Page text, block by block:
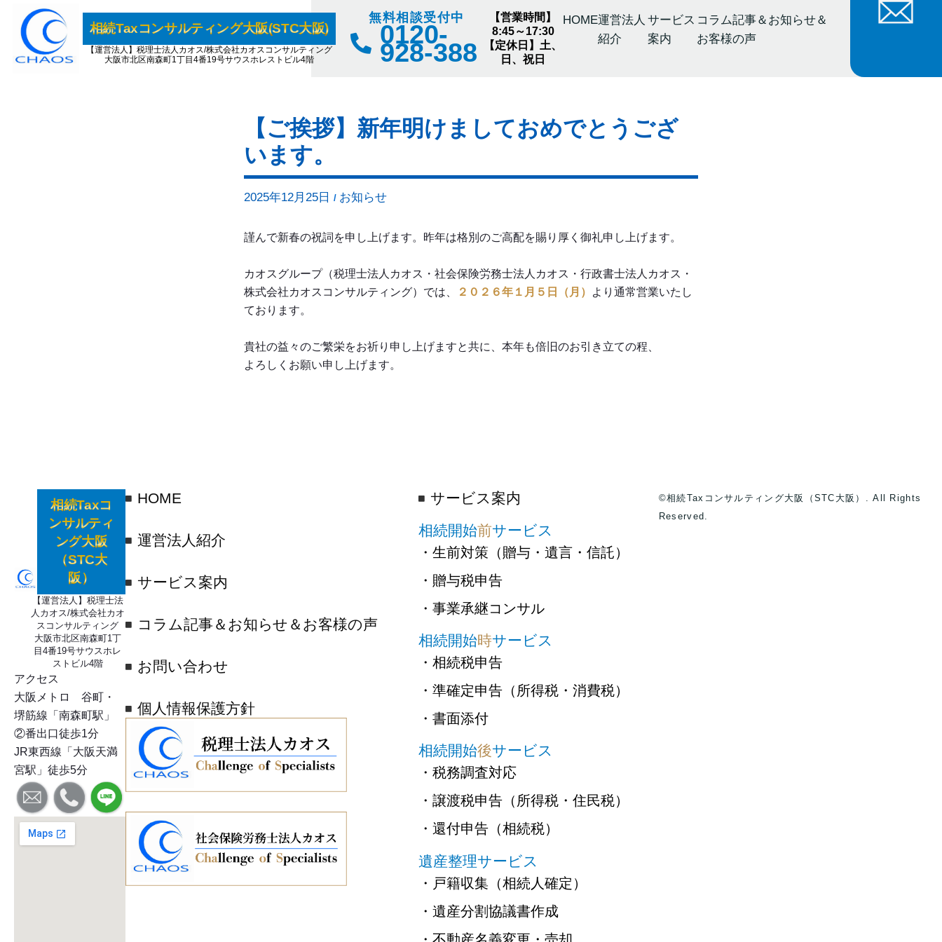
相続Taxコンサルティング大阪(STC大阪)
【運営法人】税理士法人カオス/株式会社カオスコンサルティング
大阪市北区南森町1丁目4番19号サウスホレストビル4階
無料相談受付中
0120-
928-388
【営業時間】
8:45～17:30
【定休日】土、
日、祝日
HOME運営法人
紹介
サービス
案内
コラム記事＆お知らせ＆
お客様の声
【ご挨拶】新年明けましておめでとうござ
います。
2025年12月25日 / お知らせ
謹んで新春の祝詞を申し上げます。昨年は格別のご高配を賜り厚く御礼申し上げます。
カオスグループ（税理士法人カオス・社会保険労務士法人カオス・行政書士法人カオス・
株式会社カオスコンサルティング）では、
２０２６年１月５日（月）
より通常営業いたし
ております。
貴社の益々のご繁栄をお祈り申し上げますと共に、本年も倍旧のお引き立ての程、
よろしくお願い申し上げます。
相続Taxコ
ンサルティ
ング大阪
（STC大
阪）
【運営法人】税理士法
人カオス/株式会社カオ
スコンサルティング
大阪市北区南森町1丁
目4番19号サウスホレ
ストビル4階
アクセス
大阪メトロ 谷町・
堺筋線「南森町駅」
②番出口徒歩1分
JR東西線「大阪天満
宮駅」徒歩5分
HOME
運営法人紹介
サービス案内
コラム記事＆お知らせ＆お客様の声
お問い合わせ
個人情報保護方針
サービス案内
相続開始前サービス
・生前対策（贈与・遺言・信託）
・贈与税申告
・事業承継コンサル
相続開始時サービス
・相続税申告
・準確定申告（所得税・消費税）
・書面添付
相続開始後サービス
・税務調査対応
・譲渡税申告（所得税・住民税）
・還付申告（相続税）
遺産整理サービス
・戸籍収集（相続人確定）
・遺産分割協議書作成
©相続Taxコンサルティング大阪（STC大阪）. All Rights
Reserved.